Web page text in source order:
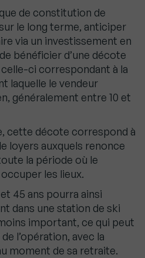
de constitution de
le long terme, anticiper
via un investissement en
bénéficier d’une décote
ci correspondant à la
laquelle le vendeur
généralement entre 10 et
cette décote correspond à
loyers auxquels renonce
la période où le
les lieux.
45 ans pourra ainsi
dans une station de ski
important, ce qui peut
l’opération, avec la
moment de sa retraite.